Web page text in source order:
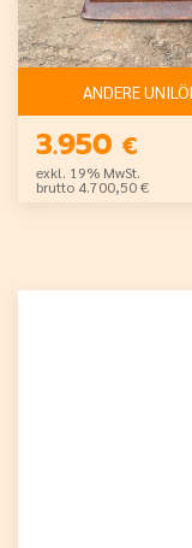
ANDERE
3.950 €
exkl. 19% MwSt.
brutto 4.700,50 €